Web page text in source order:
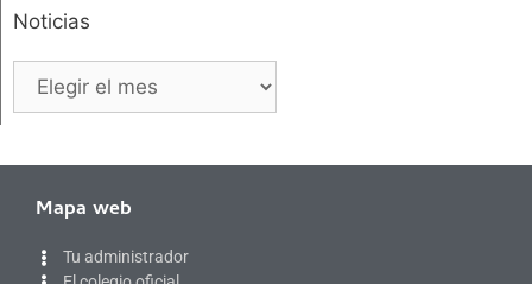
Noticias
Mapa web
Tu administrador